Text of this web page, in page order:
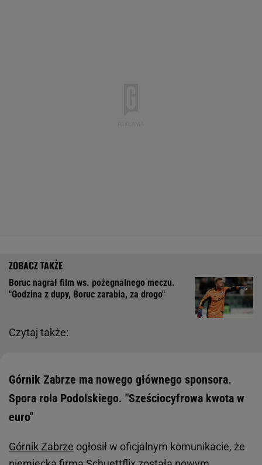
Czytaj także:
Boruc nagrał film ws. pożegnalnego meczu.
"Godzina z dupy, Boruc zarabia, za drogo"
Górnik Zabrze ma nowego głównego sponsora.
Spora rola Podolskiego. "Sześciocyfrowa kwota w
euro"
Górnik Zabrze ogłosił w oficjalnym komunikacie, że